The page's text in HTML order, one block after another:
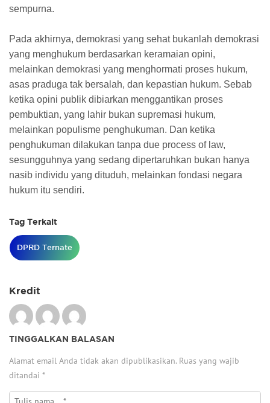
sempurna.
Pada akhirnya, demokrasi yang sehat bukanlah demokrasi
yang menghukum berdasarkan keramaian opini,
melainkan demokrasi yang menghormati proses hukum,
asas praduga tak bersalah, dan kepastian hukum. Sebab
ketika opini publik dibiarkan menggantikan proses
pembuktian, yang lahir bukan supremasi hukum,
melainkan populisme penghukuman. Dan ketika
penghukuman dilakukan tanpa due process of law,
sesungguhnya yang sedang dipertaruhkan bukan hanya
nasib individu yang dituduh, melainkan fondasi negara
hukum itu sendiri.
Tag Terkait
DPRD Ternate
Kredit
TINGGALKAN BALASAN
Alamat email Anda tidak akan dipublikasikan. Ruas yang wajib
ditandai *